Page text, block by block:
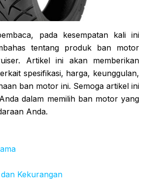
pada kesempatan kali ini
tentang produk ban motor
Artikel ini akan memberikan
spesifikasi, harga, keunggulan,
ban motor ini. Semoga artikel ini
dalam memilih ban motor yang
Anda.
Kekurangan